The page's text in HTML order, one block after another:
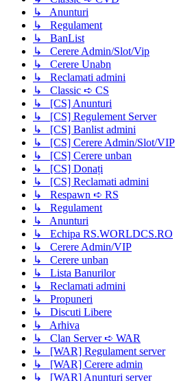
↳ Anunturi
↳ Regulament
↳ BanList
↳ Cerere Admin/Slot/Vip
↳ Cerere Unabn
↳ Reclamati admini
↳ Classic ➪ CS
↳ [CS] Anunturi
↳ [CS] Regulement Server
↳ [CS] Banlist admini
↳ [CS] Cerere Admin/Slot/VIP
↳ [CS] Cerere unban
↳ [CS] Donați
↳ [CS] Reclamati admini
↳ Respawn ➪ RS
↳ Regulament
↳ Anunturi
↳ Echipa RS.WORLDCS.RO
↳ Cerere Admin/VIP
↳ Cerere unban
↳ Lista Banurilor
↳ Reclamati admini
↳ Propuneri
↳ Discuti Libere
↳ Arhiva
↳ Clan Server ➪ WAR
↳ [WAR] Regulament server
↳ [WAR] Cerere admin
↳ [WAR] Anunțuri server